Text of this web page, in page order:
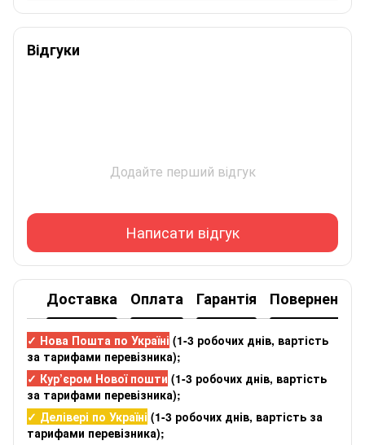
Відгуки
Додайте перший відгук
Написати відгук
Доставка Оплата Гарантія Повернення
✓ Нова Пошта по Україні (1-3 робочих днів, вартість
за тарифами перевізника);
✓ Кур’єром Нової пошти (1-3 робочих днів, вартість
за тарифами перевізника);
✓ Делівері по Україні (1-3 робочих днів, вартість за
тарифами перевізника);